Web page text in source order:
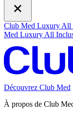
Club Med Luxury All
Med Luxury All
Découvrez Club Med
À propos de Club